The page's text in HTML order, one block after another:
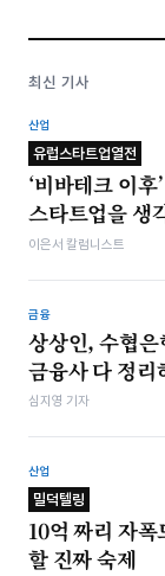
최신 기사
산업
유럽스타트업열전
‘비바테크 이후
스타트업을 생
이은서 칼럼니스트
금융
상상인, 수협
금융사 다 정리
심지영 기자
산업
밀덕텔링
10억 짜리 자폭
할 진짜 숙제